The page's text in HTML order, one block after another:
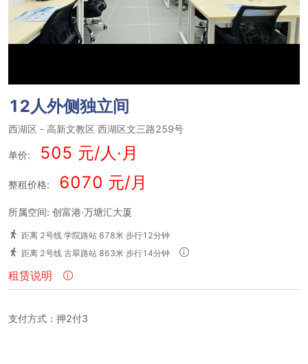
12人外侧独立间
西湖区 - 高新文教区 西湖区文三路259号
单价: 505 元/人·月
整租价格: 6070 元/月
所属空间: 创富港·万塘汇大厦
距离 2号线 学院路站 678米 步行12分钟
距离 2号线 古翠路站 863米 步行14分钟
租赁说明
支付方式：押2付3